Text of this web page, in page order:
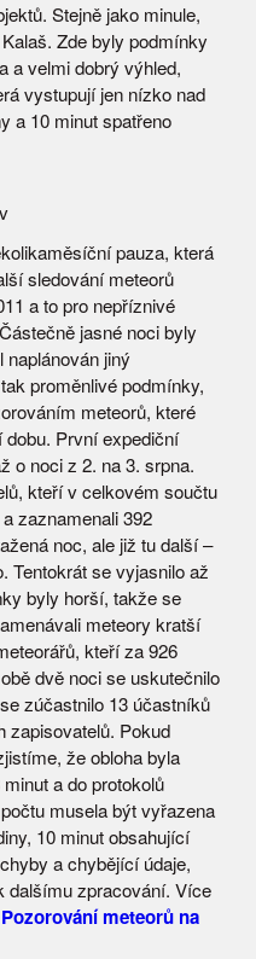
Stejně jako minule,
Zde byly podmínky
a velmi dobrý výhled,
vystupují jen nízko nad
a 10 minut spatřeno
pauza, která
sledování meteorů
a to pro nepříznivé
jasné noci byly
naplánován jiný
proměnlivé podmínky,
meteorů, které
dobu. První expediční
o noci z 2. na 3. srpna.
kteří v celkovém součtu
zaznamenali 392
noc, ale již tu další –
Tentokrát se vyjasnilo až
byly horší, takže se
meteory kratší
kteří za 926
dvě noci se uskutečnilo
zúčastnilo 13 účastníků
zapisovatelů. Pokud
že obloha byla
a do protokolů
musela být vyřazena
10 minut obsahující
a chybějící údaje,
dalšímu zpracování. Více
Pozorování meteorů na